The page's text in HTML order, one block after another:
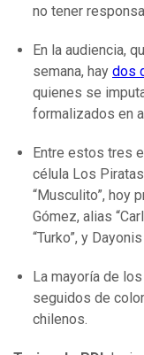
no tener
En la audiencia,
semana, hay dos
quienes se
formalizados en
Entre estos tres
célula Los
“Musculito”, hoy
Gómez, alias
“Turko”, y
La mayoría de
seguidos de
chilenos.